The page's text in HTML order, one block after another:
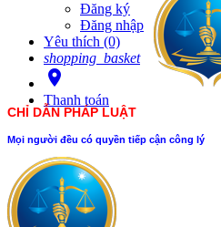
Đăng ký
Đăng nhập
Yêu thích (0)
shopping_basket
room
Thanh toán
CHỈ DẪN PHÁP LUẬT
Mọi người đều có quyền tiếp cận công lý
Văn bản Luật
Văn bản Đảng
Tài liệu
Hỏi - đáp
Trao đổi